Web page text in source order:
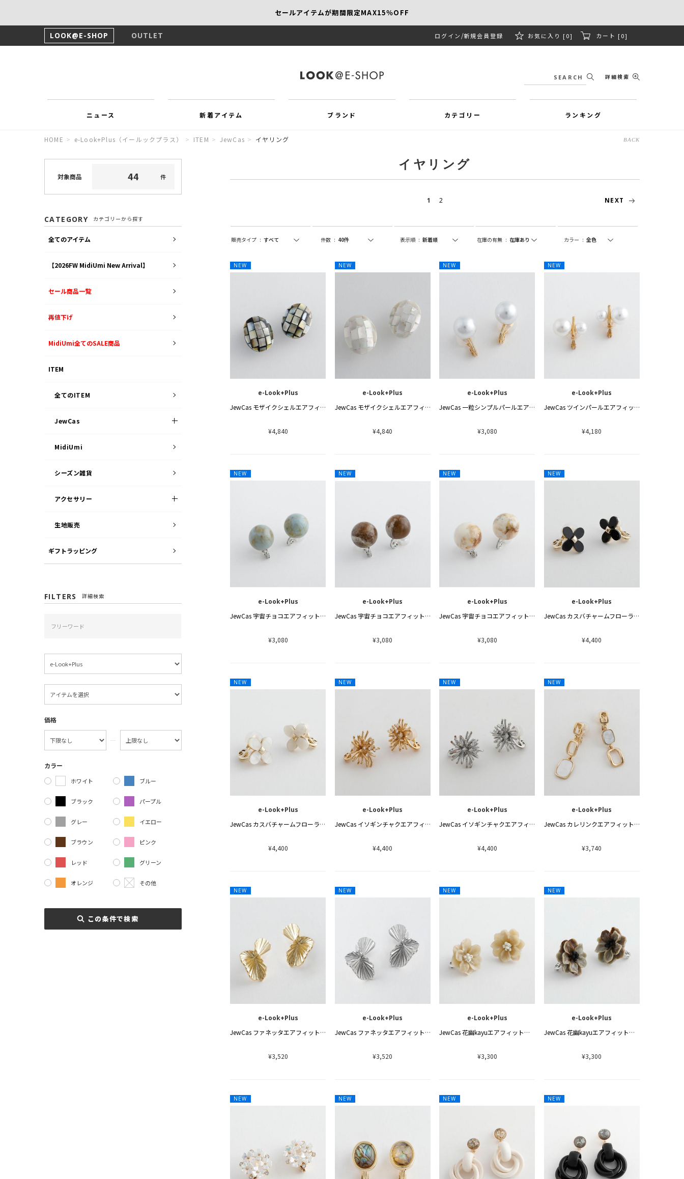
セールアイテムが期間限定MAX15％OFF
LOOK@E-SHOP OUTLET ログイン 新規会員登録 お気に入り [0] カート [0]
詳細検索
ニュース 新着アイテム ブランド カテゴリー ランキング
HOME > e-Look+Plus（イールックプラス） > ITEM > JewCas > イヤリング BACK
対象商品 44 件
CATEGORY カテゴリーから探す
全てのアイテム
【2026FW MidiUmi New Arrival】
セール商品一覧
再値下げ
MidiUmi全てのSALE商品
ITEM
全てのITEM
JewCas
MidiUmi
シーズン雑貨
アクセサリー
生地販売
ギフトラッピング
FILTERS 詳細検索
価格
―
カラー
ホワイト ブルー
ブラック パープル
グレー イエロー
ブラウン ピンク
レッド グリーン
オレンジ その他
イヤリング
1 2 NEXT
販売タイプ : 件数 : 表示順 : 在庫の有無 : カラー :
NEW
e-Look+Plus
JewCas モザイクシェルエアフィットイヤリング
¥4,840
NEW
e-Look+Plus
JewCas モザイクシェルエアフィットイヤリング
¥4,840
NEW
e-Look+Plus
JewCas 一粒シンプルパールエアフィットイヤリング
¥3,080
NEW
e-Look+Plus
JewCas ツインパールエアフィットイヤリング
¥4,180
NEW
e-Look+Plus
JewCas 宇宙チョコエアフィットイヤリング
¥3,080
NEW
e-Look+Plus
JewCas 宇宙チョコエアフィットイヤリング
¥3,080
NEW
e-Look+Plus
JewCas 宇宙チョコエアフィットイヤリング
¥3,080
NEW
e-Look+Plus
JewCas カスバチャームフローラエアフィットイヤリング
¥4,400
NEW
e-Look+Plus
JewCas カスバチャームフローラエアフィットイヤリング
¥4,400
NEW
e-Look+Plus
JewCas イソギンチャクエアフィットイヤリング
¥4,400
NEW
e-Look+Plus
JewCas イソギンチャクエアフィットイヤリング
¥4,400
NEW
e-Look+Plus
JewCas カレリンクエアフィットイヤリング
¥3,740
NEW
e-Look+Plus
JewCas ファネッタエアフィットイヤリング
¥3,520
NEW
e-Look+Plus
JewCas ファネッタエアフィットイヤリング
¥3,520
NEW
e-Look+Plus
JewCas 花幽kayuエアフィットイヤリング
¥3,300
NEW
e-Look+Plus
JewCas 花幽kayuエアフィットイヤリング
¥3,300
NEW NEW NEW NEW